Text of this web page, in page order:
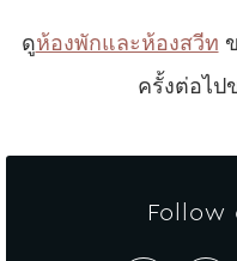
ดูห้องพักและห้องสวีท
ครั้งต่อไ
Follow